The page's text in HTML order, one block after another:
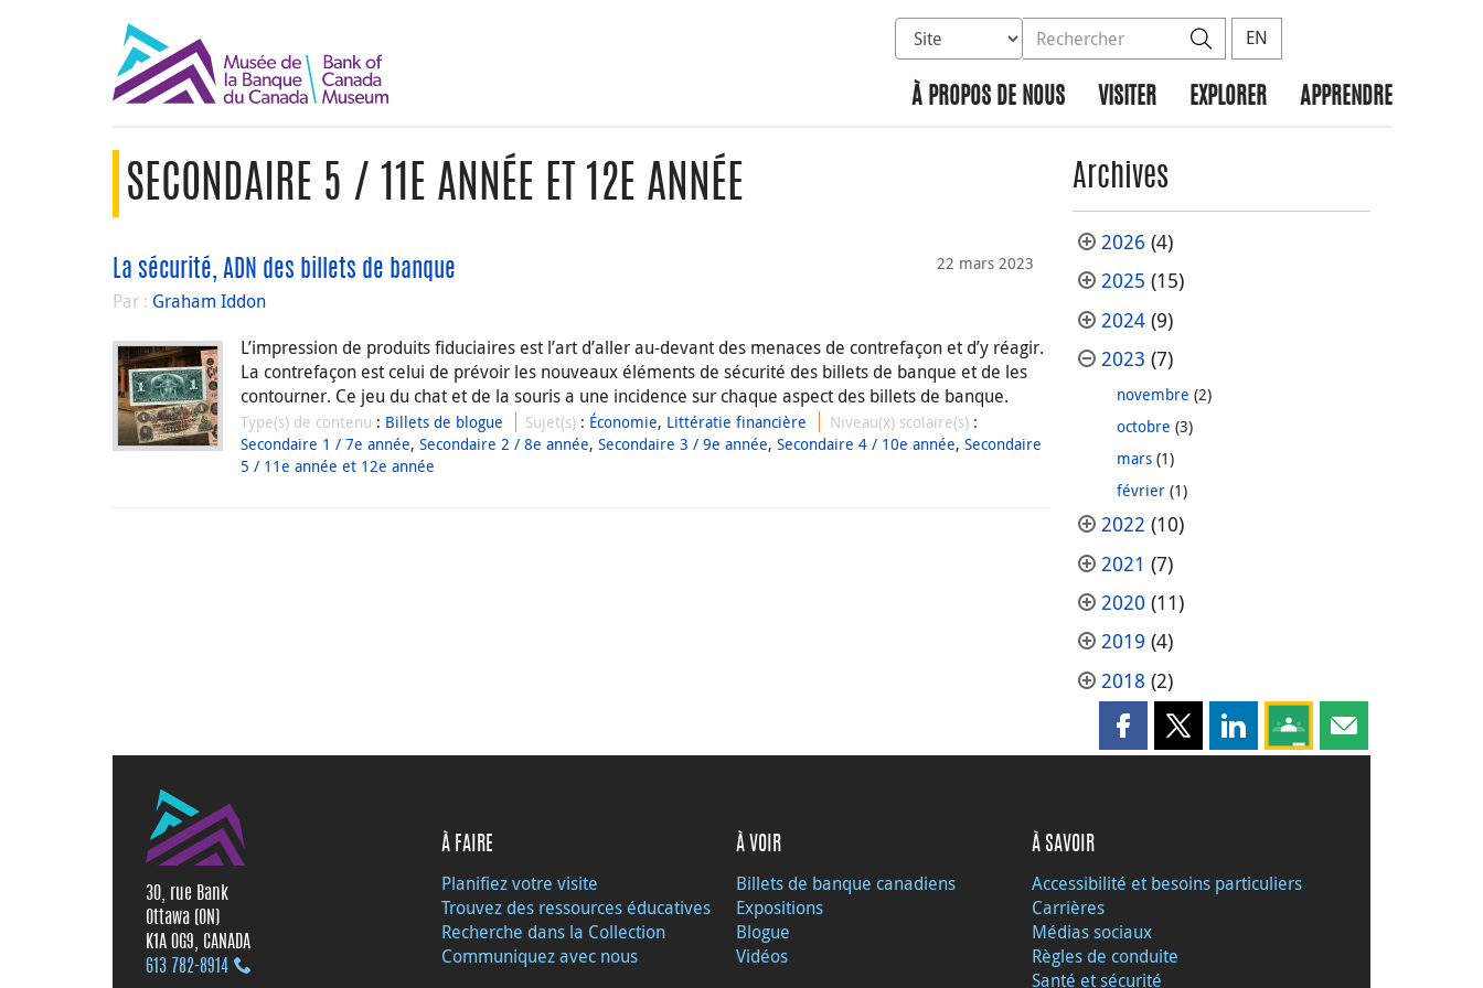
Sélectionnez la base de données à rechercher
Rechercher dans le site Rechercher
EN
À PROPOS DE NOUS VISITER EXPLORER APPRENDRE
SECONDAIRE 5 / 11E ANNÉE ET 12E ANNÉE
22 mars 2023
La sécurité, ADN des billets de banque
Par : Graham Iddon
L’impression de produits fiduciaires est l’art d’aller au-devant des menaces de contrefaçon et d’y réagir.
La contrefaçon est celui de prévoir les nouveaux éléments de sécurité des billets de banque et de les
contourner. Ce jeu du chat et de la souris a une incidence sur chaque aspect des billets de banque.
Type(s) de contenu : Billets de blogue Sujet(s) : Économie, Littératie financière Niveau(x) scolaire(s) :
Secondaire 1 / 7e année, Secondaire 2 / 8e année, Secondaire 3 / 9e année, Secondaire 4 / 10e année, Secondaire
5 / 11e année et 12e année
Archives
2026 (4)
2025 (15)
2024(9)
2023 (7)
novembre (2)
octobre (3)
mars(1)
février(1)
2022 (10)
2021 (7)
2020 (11)
2019 (4)
2018 (2)
Partager cette page sur Facebook
Partager cette page sur X
Partager cette page sur
Partagez cette page sur
Partager cette
30, rue Bank
Ottawa (ON)
K1A 0G9, CANADA
613 782‑8914
À FAIRE
Planifiez votre visite
Trouvez des ressources éducatives
Recherche dans la Collection
Communiquez avec nous
À VOIR
Billets de banque canadiens
Expositions
Blogue
Vidéos
À SAVOIR
Accessibilité et besoins particuliers
Carrières
Médias sociaux
Règles de conduite
Santé et sécurité